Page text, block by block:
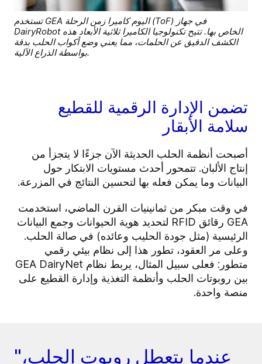
تستخدم GEA اليوم كاميرا زمن الرحلة (ToF) في جهاز
DairyRobot الخاص بها. تتيح تكنولوجيا الكاميرا ثلاثية الأبعاد هذه
الكشف الدقيق عن الحلمات، مما يعني وضع أكواب الحلب بدقة
بواسطة الذراع الآلية.
تضمن الإدارة الرقمية للقطيع
سلامة الأبقار
أصبحت أنظمة الحلب الحديثة الآن جزءًا لا يتجزأ من
إنتاج الألبان. تتمحور أحدث مستويات الابتكار حول
البيانات وما يمكن فعله بها لتحسين النتائج في المزرعة.
في وقت مبكر من ثمانينيات القرن الماضي، استخدمت
GEA رقائق RFID لتحديد هوية الحيوانات وجمع البيانات
الرئيسية (مثل جودة الحليب وعائده) في صالة الحلب.
وعلى مر العقود، تطور هذا إلى نظام بيئي رقمي
متطور: فعلى سبيل المثال، يربط نظام GEA DairyNet
بين روبوتات الحلب وأنظمة التغذية وإدارة القطيع على
منصة واحدة.
"عندما يتعطل روبوت الحلب،